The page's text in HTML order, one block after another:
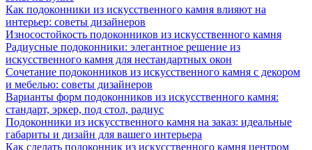
Как подоконники из искусственного камня влияют на
интерьер: советы дизайнеров
Износостойкость подоконников из искусственного камня
Радиусные подоконники: элегантное решение из
искусственного камня для нестандартных окон
Сочетание подоконников из искусственного камня с декором
и мебелью: советы дизайнеров
Варианты форм подоконников из искусственного камня:
стандарт, эркер, под стол, радиус
Подоконники из искусственного камня на заказ: идеальные
габариты и дизайн для вашего интерьера
Как сделать подоконник из искусственного камня центром